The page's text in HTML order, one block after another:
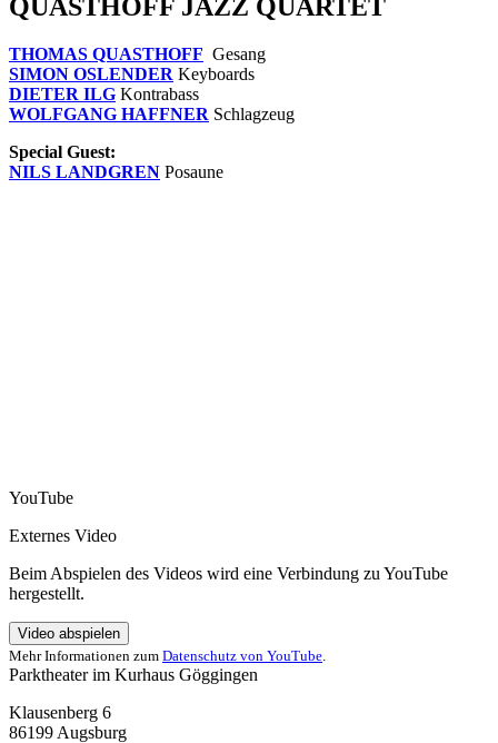
QUASTHOFF JAZZ QUARTET
THOMAS QUASTHOFF Gesang
SIMON OSLENDER Keyboards
DIETER ILG Kontrabass
WOLFGANG HAFFNER Schlagzeug
Special Guest:
NILS LANDGREN Posaune
YouTube
Externes Video
Beim Abspielen des Videos wird eine Verbindung zu YouTube
hergestellt.
Video abspielen
Mehr Informationen zum Datenschutz von YouTube
Parktheater im Kurhaus Göggingen
Klausenberg 6
86199 Augsburg